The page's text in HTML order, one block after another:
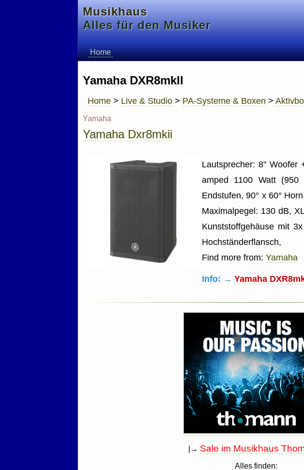
Musikhaus
Alles für den Musiker
Home
Yamaha DXR8mkII
Home > Live & Studio > PA-Systeme & Boxen >
Yamaha
Yamaha Dxr8mkii
Lautsprecher: 8" Woofer
amped 1100 Watt
Endstufen, 90° x 60°
Maximalpegel: 130 dB,
Kunststoffgehäuse mit
Hochständerflansch,
Find more from: Yamaha
Info: → Yamaha
|→ Sale im Musikhaus
Alles finden: